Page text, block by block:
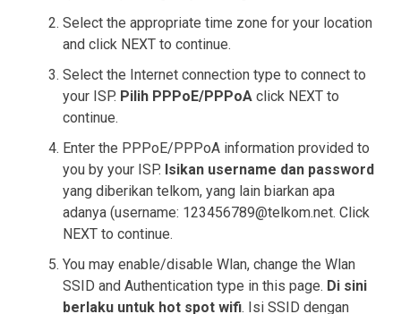
Select the appropriate time zone for your location
and click NEXT to continue.
Select the Internet connection type to connect to
your ISP. Pilih PPPoE/PPPoA click NEXT to
continue.
Enter the PPPoE/PPPoA information provided to
you by your ISP. Isikan username dan password
yang diberikan telkom, yang lain biarkan apa
adanya (username: 123456789@telkom.net. Click
NEXT to continue.
You may enable/disable Wlan, change the Wlan
SSID and Authentication type in this page. Di sini
berlaku untuk hot spot wifi. Isi SSID dengan